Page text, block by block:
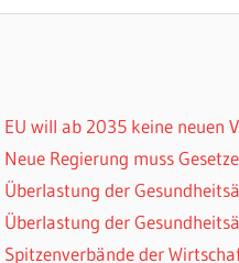
EU will ab 2035 keine neuen
Neue Regierung muss
Überlastung der
Überlastung der
Spitzenverbände der